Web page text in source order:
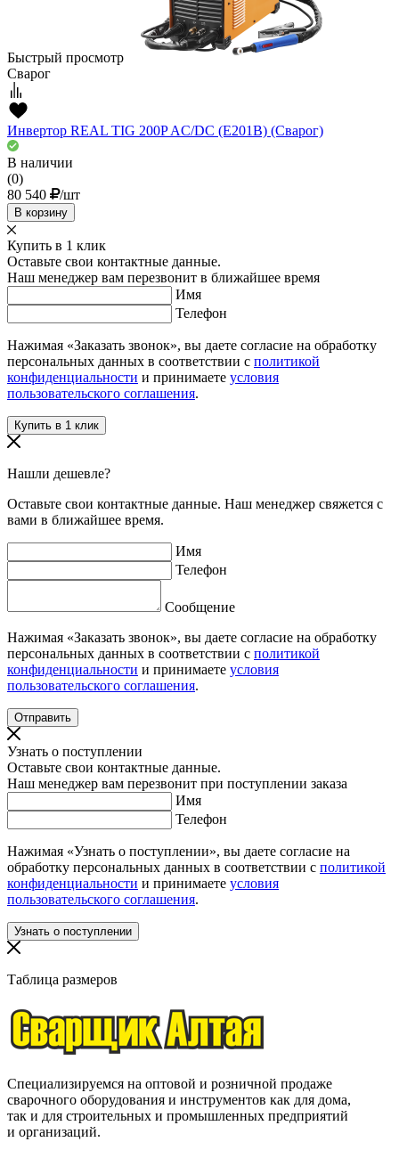
Быстрый просмотр
Сварог
Инвертор REAL TIG 200P AC/DC (E201B) (Сварог)
В наличии
(0)
80 540
/шт
В корзину
Купить в 1 клик
Оставьте свои контактные данные.
Наш менеджер вам перезвонит в ближайшее время
Имя
Телефон
Нажимая «Заказать звонок», вы даете согласие на обработку
персональных данных в соответствии с политикой
конфиденциальности и принимаете условия
пользовательского соглашения.
Нашли дешевле?
Оставьте свои контактные данные. Наш менеджер свяжется с
вами в ближайшее время.
Имя
Телефон
Сообщение
Нажимая «Заказать звонок», вы даете согласие на обработку
персональных данных в соответствии с политикой
конфиденциальности и принимаете условия
пользовательского соглашения.
Узнать о поступлении
Оставьте свои контактные данные.
Наш менеджер вам перезвонит при поступлении заказа
Имя
Телефон
Нажимая «Узнать о поступлении», вы даете согласие на
обработку персональных данных в соответствии с политикой
конфиденциальности и принимаете условия
пользовательского соглашения.
Таблица размеров
Специализируемся на оптовой и розничной продаже
сварочного оборудования и инструментов как для дома,
так и для строительных и промышленных предприятий
и организаций.